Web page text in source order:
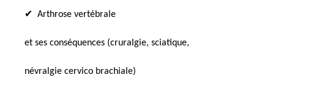
✔ Arthrose vertébrale
et ses conséquences (cruralgie, sciatique,
névralgie cervico brachiale)